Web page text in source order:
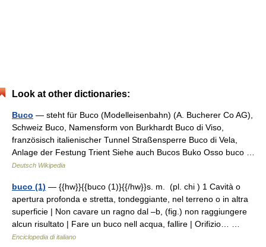
Look at other dictionaries:
Buco — steht für Buco (Modelleisenbahn) (A. Bucherer Co AG),
Schweiz Buco, Namensform von Burkhardt Buco di Viso,
französisch italienischer Tunnel Straßensperre Buco di Vela,
Anlage der Festung Trient Siehe auch Bucos Buko Osso buco …
Deutsch Wikipedia
buco (1) — {{hw}}{{buco (1)}{{/hw}}s. m. (pl. chi ) 1 Cavità o
apertura profonda e stretta, tondeggiante, nel terreno o in altra
superficie | Non cavare un ragno dal –b, (fig.) non raggiungere
alcun risultato | Fare un buco nell acqua, fallire | Orifizio… …
Enciclopedia di italiano